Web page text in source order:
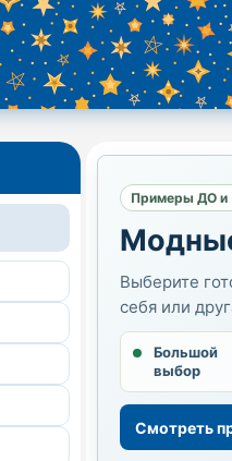
Примеры ДО
Выберите
себя или
Большой
выбор
Смотреть